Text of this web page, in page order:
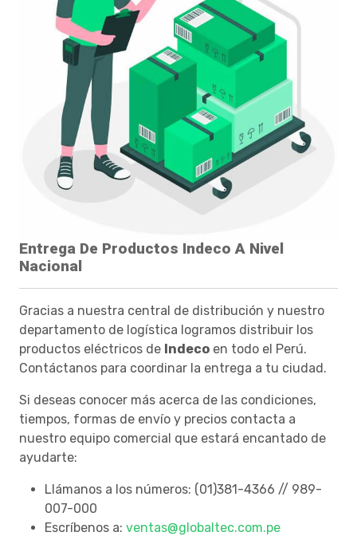
Entrega De Productos Indeco A Nivel
Nacional
Gracias a nuestra central de distribución y nuestro
departamento de logística logramos distribuir los
productos eléctricos de Indeco en todo el Perú.
Contáctanos para coordinar la entrega a tu ciudad.
Si deseas conocer más acerca de las condiciones,
tiempos, formas de envío y precios contacta a
nuestro equipo comercial que estará encantado de
ayudarte:
Llámanos a los números: (01)381-4366 // 989-
007-000
Escríbenos a: ventas@globaltec.com.pe